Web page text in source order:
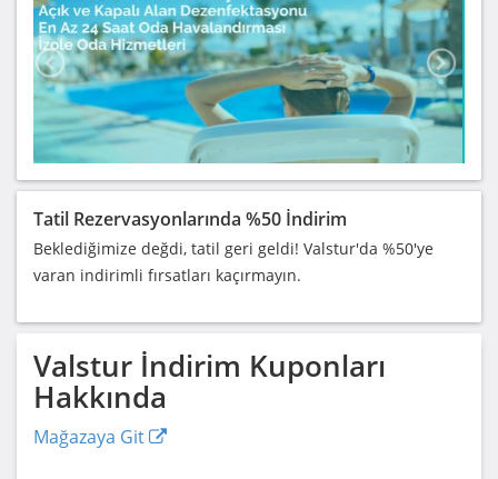
Tatil Rezervasyonlarında %50 İndirim
Beklediğimize değdi, tatil geri geldi! Valstur'da %50'ye
varan indirimli fırsatları kaçırmayın.
Valstur İndirim Kuponları
Hakkında
Mağazaya Git